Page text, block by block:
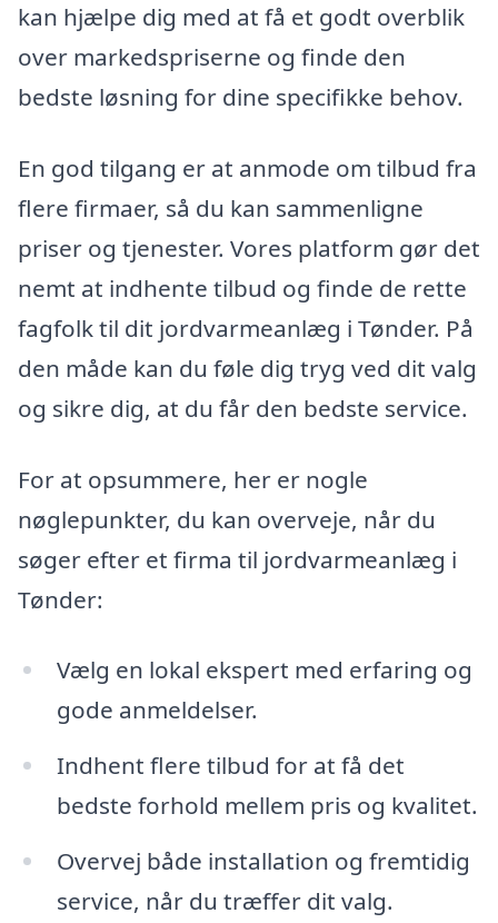
kan hjælpe dig med at få et godt overblik
over markedspriserne og finde den
bedste løsning for dine specifikke behov.
En god tilgang er at anmode om tilbud fra
flere firmaer, så du kan sammenligne
priser og tjenester. Vores platform gør det
nemt at indhente tilbud og finde de rette
fagfolk til dit jordvarmeanlæg i Tønder. På
den måde kan du føle dig tryg ved dit valg
og sikre dig, at du får den bedste service.
For at opsummere, her er nogle
nøglepunkter, du kan overveje, når du
søger efter et firma til jordvarmeanlæg i
Tønder:
Vælg en lokal ekspert med erfaring og
gode anmeldelser.
Indhent flere tilbud for at få det
bedste forhold mellem pris og kvalitet.
Overvej både installation og fremtidig
service, når du træffer dit valg.